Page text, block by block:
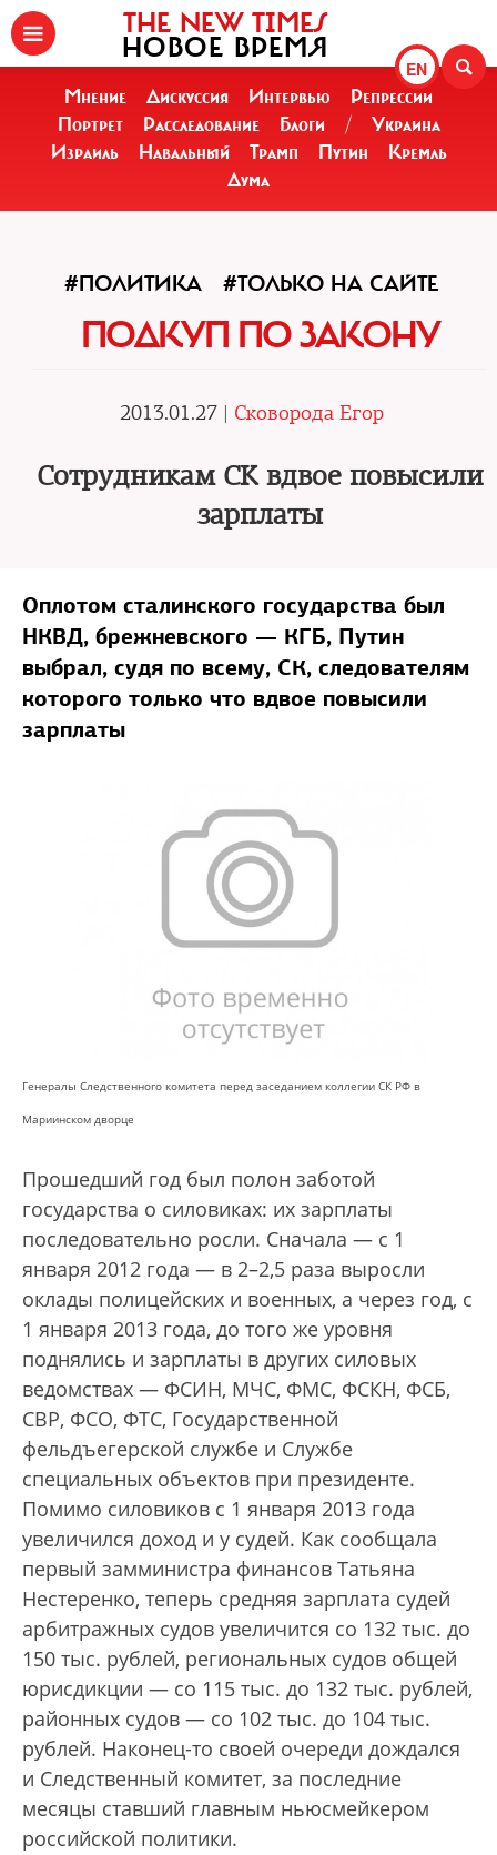
EN
THE NEW TIMES
НОВОЕ ВРЕМЯ
Мнение Дискуссия Интервью
Репрессии
Портрет
Расследование Блоги /
Украина
Израиль
Навальный Трамп Путин
Кремль
Дума
#ПОЛИТИКА #ТОЛЬКО НА САЙТЕ
ПОДКУП ПО ЗАКОНУ
2013.01.27 | Сковорода Егор
Сотрудникам СК вдвое повысили
зарплаты
Оплотом сталинского государства был
НКВД, брежневского — КГБ, Путин
выбрал, судя по всему, СК, следователям
которого только что вдвое повысили
зарплаты
Генералы Следственного комитета перед заседанием коллегии СК РФ в
Мариинском дворце
Прошедший год был полон заботой
государства о силовиках: их зарплаты
последовательно росли. Сначала — с 1
января 2012 года — в 2–2,5 раза выросли
оклады полицейских и военных, а через год, с
1 января 2013 года, до того же уровня
поднялись и зарплаты в других силовых
ведомствах — ФСИН, МЧС, ФМС, ФСКН, ФСБ,
СВР, ФСО, ФТС, Государственной
фельдъегерской службе и Службе
специальных объектов при президенте.
Помимо силовиков с 1 января 2013 года
увеличился доход и у судей. Как сообщала
первый замминистра финансов Татьяна
Нестеренко, теперь средняя зарплата судей
арбитражных судов увеличится со 132 тыс. до
150 тыс. рублей, региональных судов общей
юрисдикции — со 115 тыс. до 132 тыс. рублей,
районных судов — со 102 тыс. до 104 тыс.
рублей. Наконец-то своей очереди дождался
и Следственный комитет, за последние
месяцы ставший главным ньюсмейкером
российской политики.